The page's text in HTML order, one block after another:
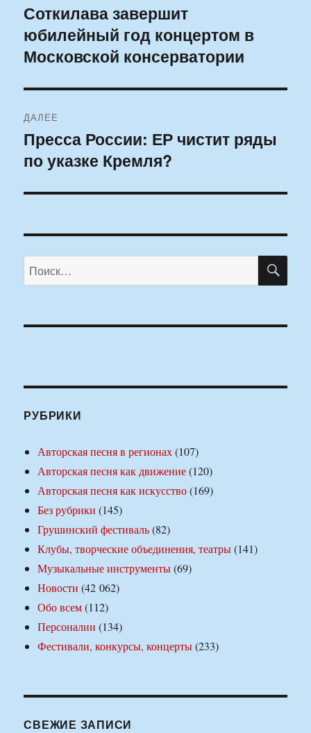
по
записям
Предыдущая
запись:
Соткилава завершит
юбилейный год концертом в
Московской консерватории
ДАЛЕЕ
Следующая
запись:
Пресса России: ЕР чистит ряды
по указке Кремля?
Искать:
РУБРИКИ
Авторская песня в регионах(107)
Авторская песня как движение(120)
Авторская песня как искусство(169)
Без рубрики (145)
Грушинский фестиваль(82)
Клубы, творческие объединения, театры(141)
Музыкальные инструменты(69)
Новости (42 062)
Обо всем(112)
Персоналии (134)
Фестивали, конкурсы, концерты(233)
СВЕЖИЕ ЗАПИСИ